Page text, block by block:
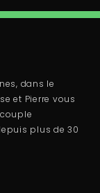
dans le
et Pierre vous
plus de 30